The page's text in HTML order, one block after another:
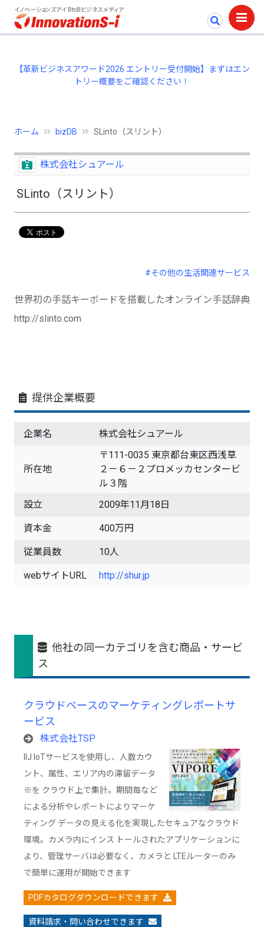
イノベーションズアイ BtoBビジネスメディア
【革新ビジネスアワード2026 エントリー受付開始】まずはエン
トリー概要をご確認ください！
ホーム bizDB SLinto（スリント）
株式会社シュアール
SLinto（スリント）
#その他の生活関連サービス
世界初の手話キーボードを搭載したオンライン手話辞典
http://slinto.com
提供企業概要
企業名 株式会社シュアール
所在地
〒111-0035 東京都台東区西浅草
２－６－２プロメッカセンタービ
ル３階
設立
2009年11月18日
資本金 400万円
従業員数 10人
webサイトURL http://shur.jp
他社の同一カテゴリを含む商品・サービ
ス
クラウドベースのマーケティングレポートサ
ービス
株式会社TSP
IIJ IoTサービスを使用し、人数カウ
ント、属性、エリア内の滞留データ
※を クラウド上で集計。期間毎など
による分析やレポートによりマーケ
ティング データの見える化を実現したセキュアなクラウド
環境。カメラ内にインス トールされたアプリケーションに
より、管理サーバは必要なく、カメラと LTEルーターのみ
で簡単に運用が開始できます
PDFカタログダウンロードできます
資料請求・問い合わせできます